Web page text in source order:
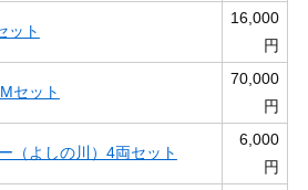
ット
16,000
円
セット
70,000
円
（よしの川）4両セット
6,000
円